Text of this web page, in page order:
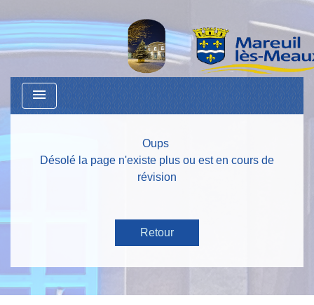
menu
Oups
Désolé la page n'existe plus ou est en cours de
révision
Retour